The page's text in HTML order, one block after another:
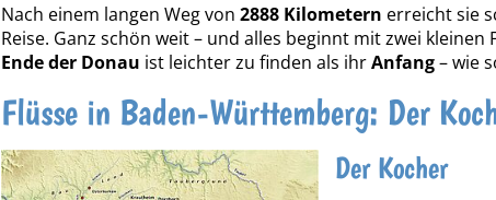
Nach einem langen Weg von 2888 Kilometern erreicht sie
Reise. Ganz schön weit – und alles beginnt mit zwei
Ende der Donau ist leichter zu finden als ihrAnfang– wie
Flüsse in Baden-Württemberg: Der
Der Kocher